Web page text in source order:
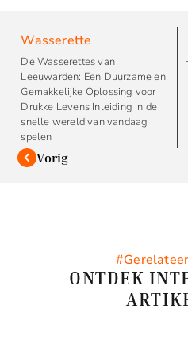
Wasserette
De Wasserettes van
Leeuwarden: Een Duurzame en
Gemakkelijke Oplossing voor
Drukke Levens Inleiding In de
snelle wereld van vandaag
spelen
Vorig
ONTDEK